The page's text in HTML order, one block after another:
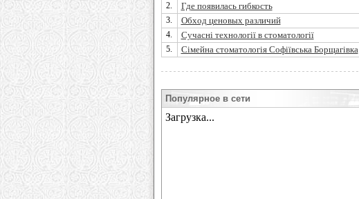
2. Где появилась гибкость
3. Обход ценовых различий
4. Сучасні технології в стоматології
5. Сімейна стоматологія Софіївська Борщагівка
Популярное в сети